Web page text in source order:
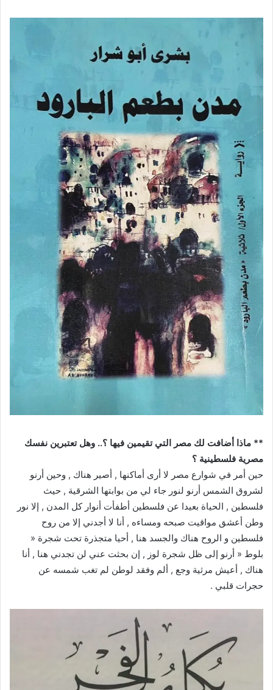
** ماذا أضافت لك مصر التي تقيمين فيها ؟.. وهل تعتبرين نفسك
مصرية فلسطينية ؟
حين أمر في شوارع مصر لا أرى أماكنها , أصير هناك , وحين أرنو
لشروق الشمس أرنو لنور جاء لي من بوابتها الشرقية , حيث
فلسطين , الحياة بعيدا عن فلسطين أطفأت أنوار كل المدن , إلا نور
وطن أعشق مواقيت صبحه ومساءه , أنا لا أجدني إلا من روح
فلسطين و الروح هناك والجسد هنا , أحيا متجذرة تحت شجرة «
بلوط « أرنو إلى ظل شجرة لوز , إن بحثت عني لن تجدني هنا , أنا
هناك , أعيش مرثية وجع , ألم وفقد لوطن لم تغب شمسه عن
حجرات قلبي .